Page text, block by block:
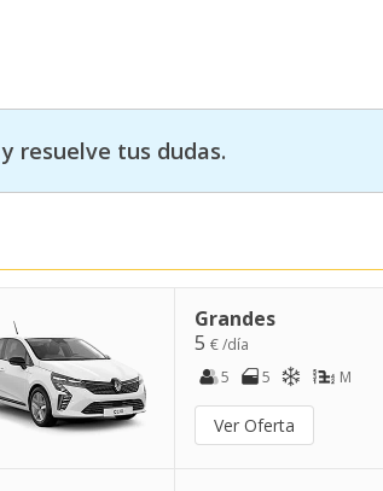
y resuelve tus dudas.
Grandes
5 € /día
5
5 M
Ver Oferta